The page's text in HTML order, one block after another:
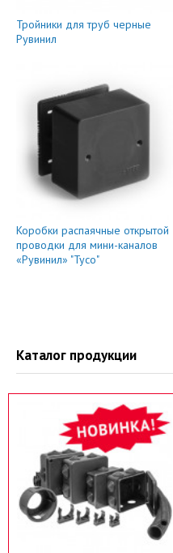
Тройники для труб черные
Рувинил
Коробки распаячные открытой
проводки для мини-каналов
«Рувинил» "Тусо"
Каталог продукции